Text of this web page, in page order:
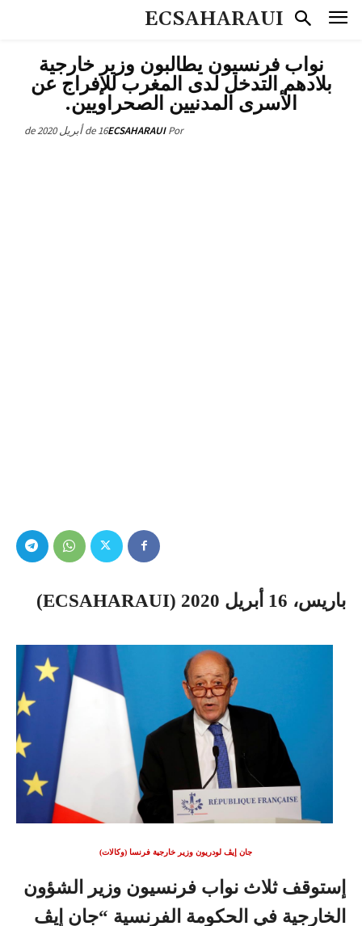
ECSAHARAUI
نواب فرنسيون يطالبون وزير خارجية
بلادهم التدخل لدى المغرب للإفراج عن
الأسرى المدنيين الصحراويين.
Por
ECSAHARAUI16 de أبريل de 2020
باريس، 16 أبريل 2020 (ECSAHARAUI)
جان إيڤ لودريون وزير خارجية فرنسا (وكالات)
إستوقف ثلاث نواب فرنسيون وزير الشؤون
الخارجية في الحكومة الفرنسية “جان إيڤ